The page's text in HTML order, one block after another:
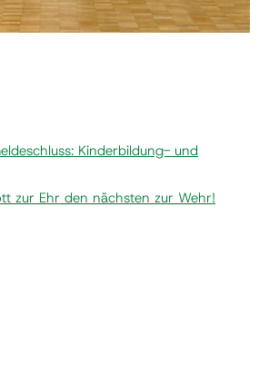
Kinderbildung- und
zur Ehr den nächsten zur Wehr!